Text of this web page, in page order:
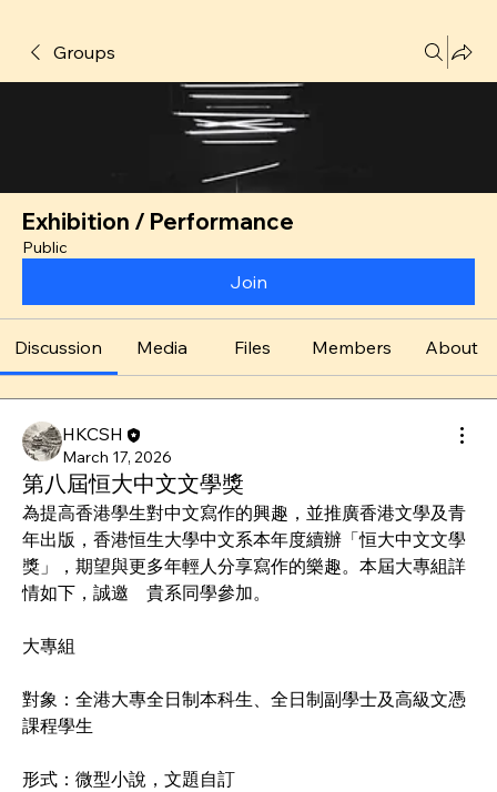
Groups
Exhibition / Performance
Public
Join
Discussion Media Files Members About
HKCSH
March 17, 2026
第八屆恒大中文文學獎
為提高香港學生對中文寫作的興趣，並推廣香港文學及青
年出版，香港恒生大學中文系本年度續辦「恒大中文文學
獎」，期望與更多年輕人分享寫作的樂趣。本屆大專組詳
情如下，誠邀　貴系同學參加。
大專組
對象：全港大專全日制本科生、全日制副學士及高級文憑
課程學生
形式：微型小說，文題自訂